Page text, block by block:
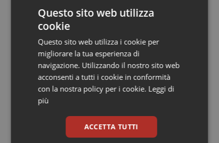
Quotidiano Pediatria
Rene & patologie urogenitali
Salute orale & impianti
Sangue & coagulazione
Tiroide
Tumore al seno
Potrebbe interessarti in
Governo e Parlamento
Decreto Pnrr. Ok definitivo del Senato:
via libera al nuovo Policlinico Umberto
I e proroga antincendio per gli
ospedali
Sanità integrativa. Le opposizioni
presentano la loro proposta di
risoluzione. Zaffini (FdI): “Rinviare per
trovare convergenza”
Questo sito web utilizza
cookie
Questo sito web utilizza i cookie per
migliorare la tua esperienza di
navigazione. Utilizzando il nostro sito web
acconsenti a tutti i cookie in conformità
con la nostra policy per i cookie. Leggi di
più
ACCETTA TUTTI